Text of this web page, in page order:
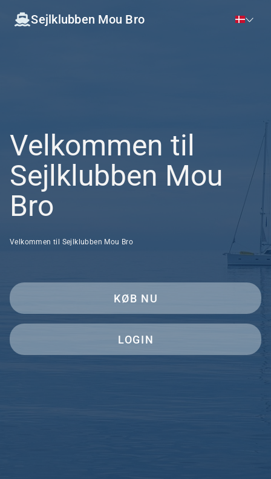
Sejlklubben Mou Bro
Velkommen til
Sejlklubben Mou
Bro
Velkommen til Sejlklubben Mou Bro
KØB NU
LOGIN